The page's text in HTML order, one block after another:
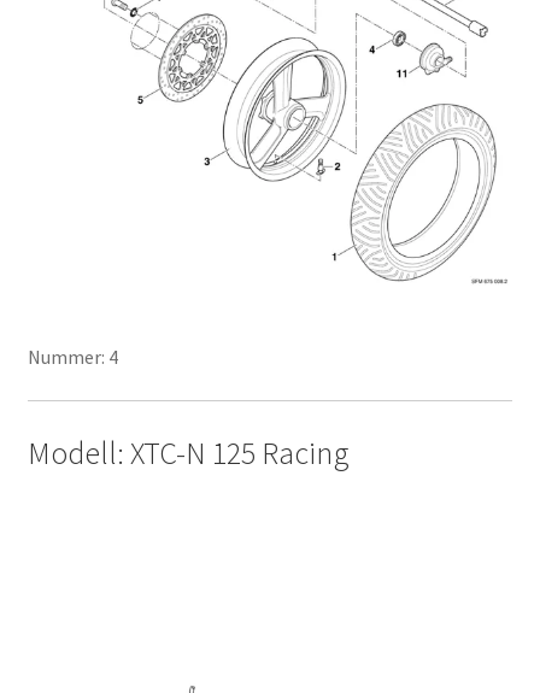
Nummer: 4
Modell: XTC-N 125 Racing